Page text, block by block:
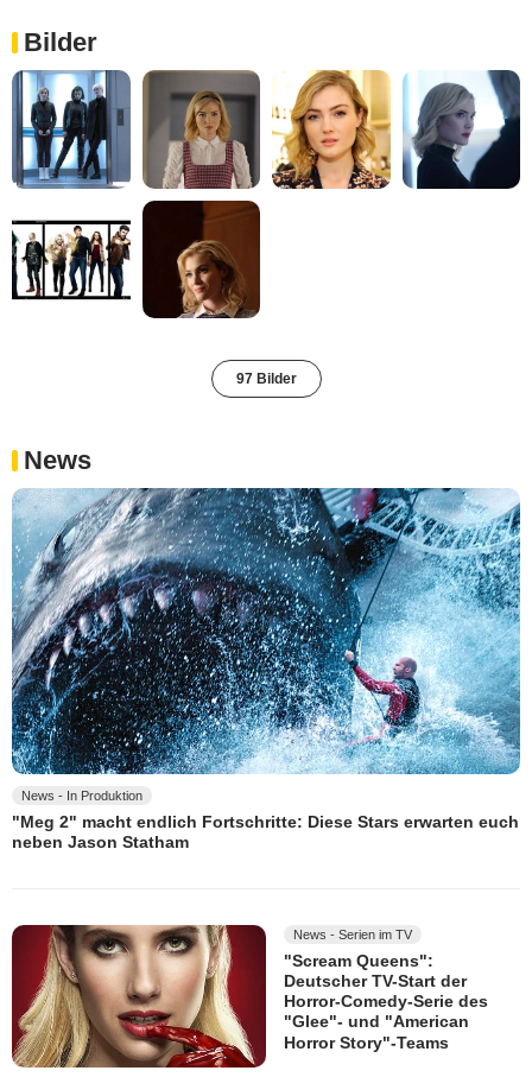
Bilder
97 Bilder
News
News - In Produktion
"Meg 2" macht endlich Fortschritte: Diese Stars erwarten euch
neben Jason Statham
News - Serien im TV
"Scream Queens":
Deutscher TV-Start der
Horror-Comedy-Serie des
"Glee"- und "American
Horror Story"-Teams